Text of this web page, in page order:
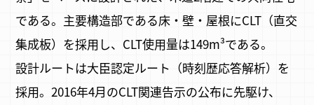
である。主要構造部である床・壁・屋根にCLT（直交
集成板）を採用し、CLT使用量は149m³である。
設計ルートは大臣認定ルート（時刻歴応答解析）を
採用。2016年4月のCLT関連告示の公布に先駆け、